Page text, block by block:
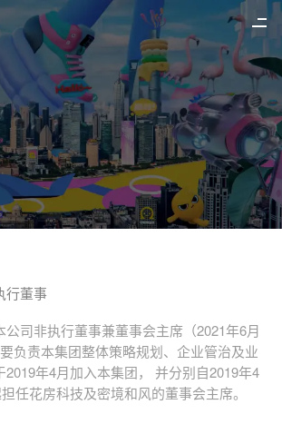
行董事
公司非执行董事兼董事会主席（2021年6月
负责本集团整体策略规划、企业管治及业
2019年4月加入本集团， 并分别自2019年4
任花房科技及密境和风的董事会主席。